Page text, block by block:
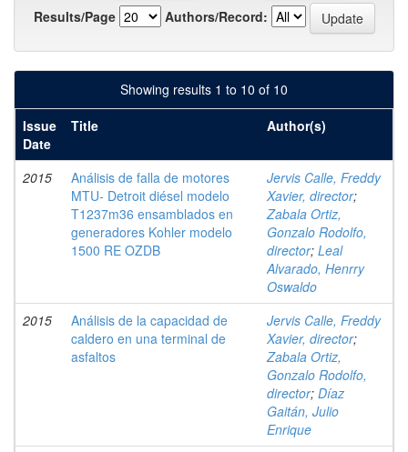
Results/Page
Authors/Record:
Showing results 1 to 10 of 10
Issue
Date
Title Author(s)
2015
Análisis de falla de motores
MTU- Detroit diésel modelo
T1237m36 ensamblados en
generadores Kohler modelo
1500 RE OZDB
Jervis Calle, Freddy
Xavier, director;
Zabala Ortiz,
Gonzalo Rodolfo,
director; Leal
Alvarado, Henrry
Oswaldo
2015
Análisis de la capacidad de
caldero en una terminal de
asfaltos
Jervis Calle, Freddy
Xavier, director;
Zabala Ortiz,
Gonzalo Rodolfo,
director; Díaz
Gaitán, Julio
Enrique